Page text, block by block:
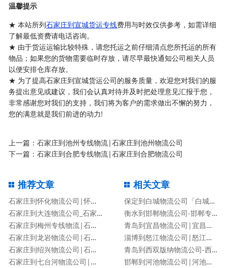
温馨提示
★ 本站所列石家庄到宣城货运专线费用与时效仅供参考，如需详细
了解最低资费请电话咨询。
★ 由于货运运输比较特殊，请您托运之前仔细清点您所托运的所有
物品；如果您的货物需要临时存放，请尽早最快通知公司相关人员
以便安排仓库存放。
★ 为了提高石家庄到宣城货运公司的服务质量，欢迎您对我们的服
务提出意见或建议，我们会认真对待并及时把处理意见汇报于您，
非常感谢您对我们的支持，我们将为客户的需求做出不懈的努力，
您的满意就是我们前进的动力!
上一篇：石家庄到池州专线物流|石家庄到池州物流公司
下一篇：石家庄到合肥专线物流|石家庄到合肥物流公司
推荐文章
石家庄到怀化物流公司|怀化专线
石家庄到大连物流公司_石家庄到大连物流专线
石家庄到梅州专线物流|石家庄到梅州物流公司
石家庄到龙岩物流公司|石家庄到龙岩物流专线
石家庄到绍兴物流公司|石家庄到绍兴物流专线
石家庄到七台河物流公司|石家庄到七台河物流专线
相关文章
保定到白城物流公司「白城专线」
衡水到邯郸物流公司-邯郸专线
青岛到宜昌物流公司|宜昌专线
淄博到怒江物流公司|怒江专线
青岛到西双版纳物流公司-西双版纳专线
邯郸到河池物流公司|河池专线